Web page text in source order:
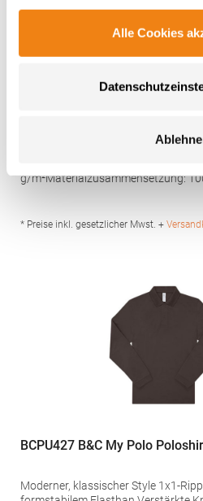
Alle Cookies
W475 Henbury Herren
g/m²Materialzusammensetzung:
Kingsfordweg 151 1043GR
marketing@henbury.com
* Preise inkl. gesetzlicher Mwst. +
BCPU427 B&C My Polo
Moderner, klassischer Style 1x1-Ripp-Bündchen mit